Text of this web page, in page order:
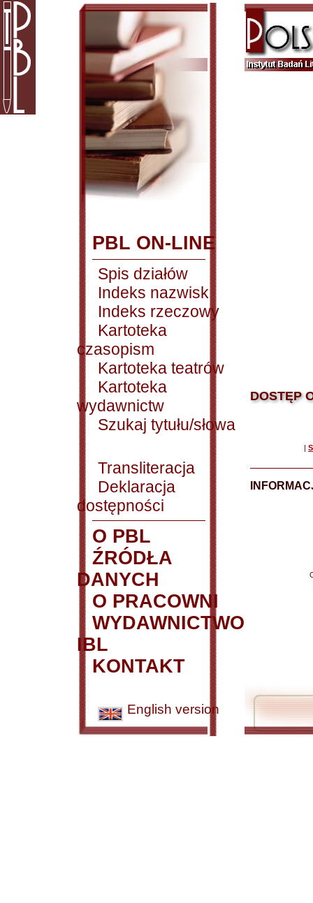
PBL ON-LINE
Spis działów
Indeks nazwisk
Indeks rzeczowy
Kartoteka
czasopism
Kartoteka teatrów
Kartoteka
wydawnictw
Szukaj tytułu/słowa
Transliteracja
Deklaracja
dostępności
O PBL
ŹRÓDŁA
DANYCH
O PRACOWNI
WYDAWNICTWO
IBL
KONTAKT
English version
DOSTĘP
|